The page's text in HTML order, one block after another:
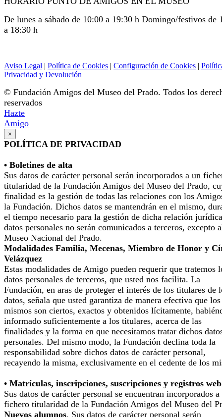
De lunes a sábado de 10:00 a 19:30 h Domingo/festivos de
a 18:30 h
Aviso Legal | Política de Cookies | Configuración de Cookies |
Privacidad y Devolución
© Fundación Amigos del Museo del Prado. Todos los
reservados
Hazte
Amigo
×
POLÍTICA DE PRIVACIDAD
• Boletines de alta
Sus datos de carácter personal serán incorporados a un
titularidad de la Fundación Amigos del Museo del Prado,
finalidad es la gestión de todas las relaciones con los
la Fundación. Dichos datos se mantendrán en el mismo,
el tiempo necesario para la gestión de dicha relación
datos personales no serán comunicados a terceros, excepto
Museo Nacional del Prado.
Modalidades Familia, Mecenas, Miembro de Honor y
Velázquez
Estas modalidades de Amigo pueden requerir que tratemos
datos personales de terceros, que usted nos facilita. La
Fundación, en aras de proteger el interés de los titulares de
datos, señala que usted garantiza de manera efectiva que los
mismos son ciertos, exactos y obtenidos lícitamente,
informado suficientemente a los titulares, acerca de las
finalidades y la forma en que necesitamos tratar dichos
personales. Del mismo modo, la Fundación declina toda la
responsabilidad sobre dichos datos de carácter personal,
recayendo la misma, exclusivamente en el cedente de los
• Matrículas, inscripciones, suscripciones y registros web
Sus datos de carácter personal se encuentran incorporados a
fichero titularidad de la Fundación Amigos del Museo del
Nuevos alumnos. Sus datos de carácter personal serán